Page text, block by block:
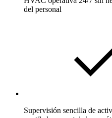
del personal
Supervisión sencilla de